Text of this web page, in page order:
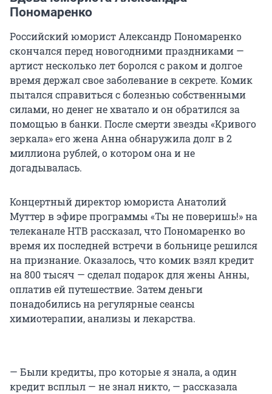
Пономаренко
Российский юморист Александр Пономаренко
скончался перед новогодними праздниками —
артист несколько лет боролся с раком и долгое
время держал свое заболевание в секрете. Комик
пытался справиться с болезнью собственными
силами, но денег не хватало и он обратился за
помощью в банки. После смерти звезды «Кривого
зеркала» его жена Анна обнаружила долг в 2
миллиона рублей, о котором она и не
догадывалась.
Концертный директор юмориста Анатолий
Муттер в эфире программы «Ты не поверишь!» на
телеканале НТВ рассказал, что Пономаренко во
время их последней встречи в больнице решился
на признание. Оказалось, что комик взял кредит
на 800 тысяч — сделал подарок для жены Анны,
оплатив ей путешествие. Затем деньги
понадобились на регулярные сеансы
химиотерапии, анализы и лекарства.
— Были кредиты, про которые я знала, а один
кредит всплыл — не знал никто, — рассказала